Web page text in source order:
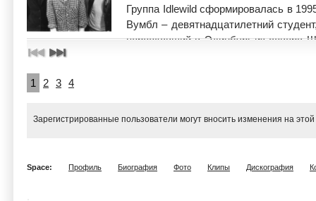
Группа Idlewild сформировалась в
Вумбл – девятнадцатилетний
переехавший в Эдинбург из севера
1 2 3 4
Зарегистрированные пользователи могут вносить изменения на
Space: Профиль Биография Фото Клипы Дискография